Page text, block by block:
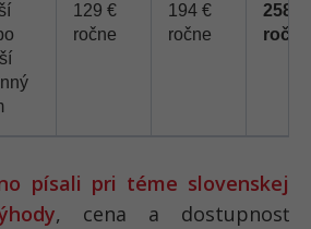
129 €
ročne
194 €
ročne
258 €
ročne
písali pri téme slovenskej
, cena a dostupnosť